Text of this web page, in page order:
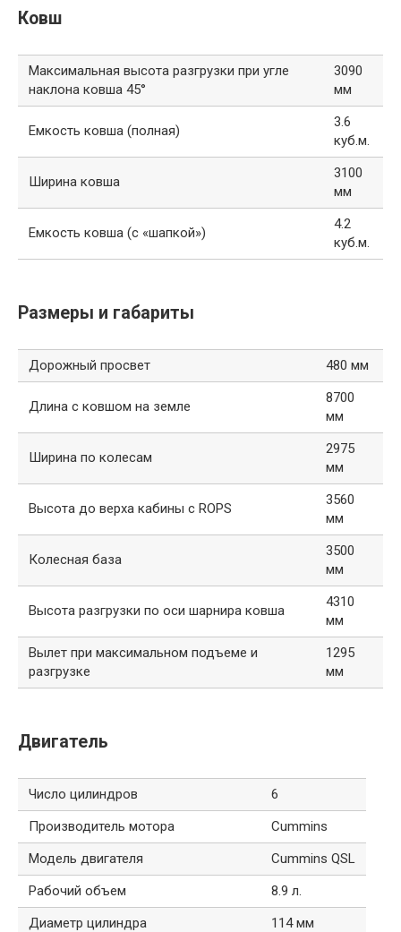
Ковш
Максимальная высота разгрузки при угле
наклона ковша 45°
3090
мм
Емкость ковша (полная)
3.6
куб.м.
Ширина ковша
3100
мм
Емкость ковша (с «шапкой»)
4.2
куб.м.
Размеры и габариты
Дорожный просвет 480 мм
Длина с ковшом на земле
8700
мм
Ширина по колесам
2975
мм
Высота до верха кабины с ROPS
3560
мм
Колесная база
3500
мм
Высота разгрузки по оси шарнира ковша
4310
мм
Вылет при максимальном подъеме и
разгрузке
1295
мм
Двигатель
Число цилиндров
6
Производитель мотора
Cummins
Модель двигателя
Cummins QSL
Рабочий объем
8.9 л.
Диаметр цилиндра
114 мм